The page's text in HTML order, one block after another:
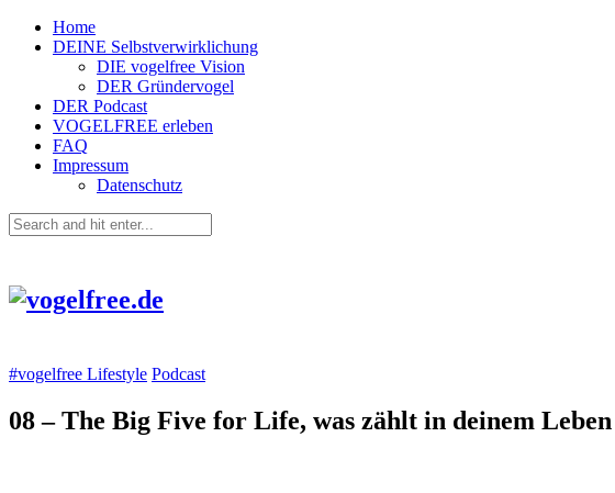
Home
DEINE Selbstverwirklichung
DIE vogelfree Vision
DER Gründervogel
DER Podcast
VOGELFREE erleben
FAQ
Impressum
Datenschutz
#vogelfree Lifestyle Podcast
08 – The Big Five for Life, was zählt in deinem